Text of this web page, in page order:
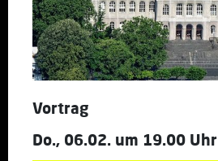
Vortrag
Do., 06.02. um 19.00 Uhr